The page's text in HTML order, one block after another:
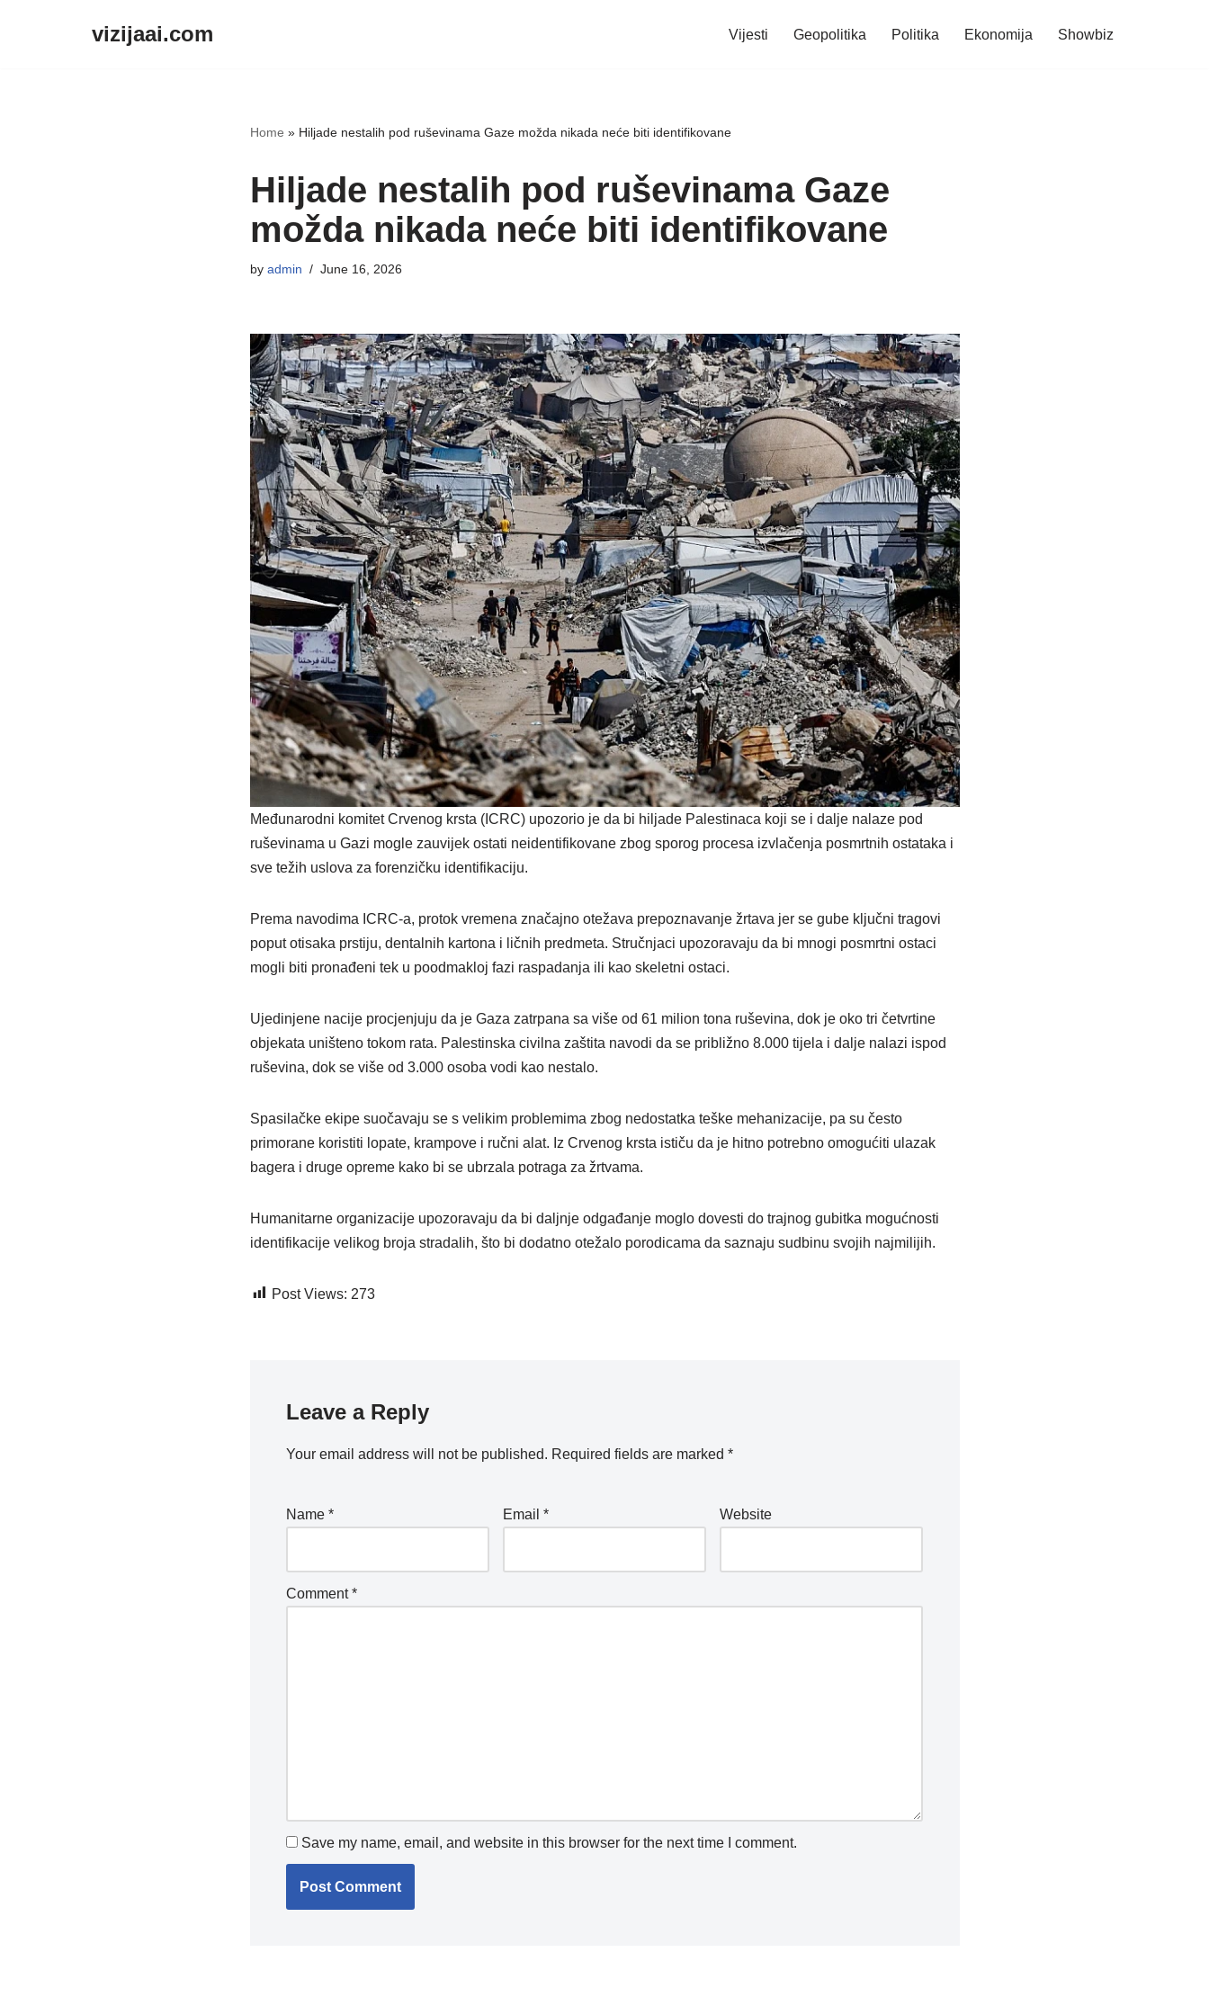
vizijaai.com Vijesti Geopolitika Politika Ekonomija Showbiz
Home » Hiljade nestalih pod ruševinama Gaze možda nikada neće biti identifikovane
Hiljade nestalih pod ruševinama Gaze
možda nikada neće biti identifikovane
by admin June 16, 2026
Međunarodni komitet Crvenog krsta (ICRC) upozorio je da bi hiljade Palestinaca koji se i dalje nalaze pod
ruševinama u Gazi mogle zauvijek ostati neidentifikovane zbog sporog procesa izvlačenja posmrtnih ostataka i
sve težih uslova za forenzičku identifikaciju.
Prema navodima ICRC-a, protok vremena značajno otežava prepoznavanje žrtava jer se gube ključni tragovi
poput otisaka prstiju, dentalnih kartona i ličnih predmeta. Stručnjaci upozoravaju da bi mnogi posmrtni ostaci
mogli biti pronađeni tek u poodmakloj fazi raspadanja ili kao skeletni ostaci.
Ujedinjene nacije procjenjuju da je Gaza zatrpana sa više od 61 milion tona ruševina, dok je oko tri četvrtine
objekata uništeno tokom rata. Palestinska civilna zaštita navodi da se približno 8.000 tijela i dalje nalazi ispod
ruševina, dok se više od 3.000 osoba vodi kao nestalo.
Spasilačke ekipe suočavaju se s velikim problemima zbog nedostatka teške mehanizacije, pa su često
primorane koristiti lopate, krampove i ručni alat. Iz Crvenog krsta ističu da je hitno potrebno omogućiti ulazak
bagera i druge opreme kako bi se ubrzala potraga za žrtvama.
Humanitarne organizacije upozoravaju da bi daljnje odgađanje moglo dovesti do trajnog gubitka mogućnosti
identifikacije velikog broja stradalih, što bi dodatno otežalo porodicama da saznaju sudbinu svojih najmilijih.
Post Views: 273
Leave a Reply
Your email address will not be published. Required fields are marked *
Name * Email * Website
Comment*
Save my name, email, and website in this browser for the next time I comment.